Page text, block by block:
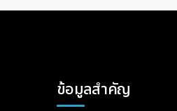
ข้อมูลสำคัญ